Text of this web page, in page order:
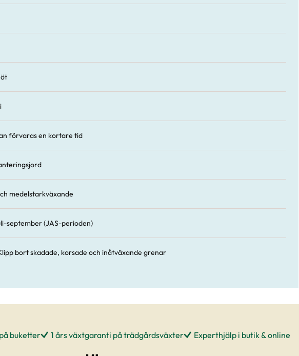
förvaras en kortare tid
medelstarkväxande
september (JAS-perioden)
bort skadade, korsade och inåtväxande grenar
buketter 1 års växtgaranti på trädgårdsväxter Experthjälp i butik & online